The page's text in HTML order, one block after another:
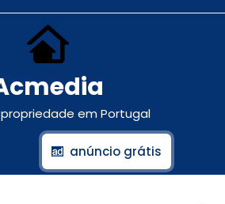
em Portugal
anúncio grátis